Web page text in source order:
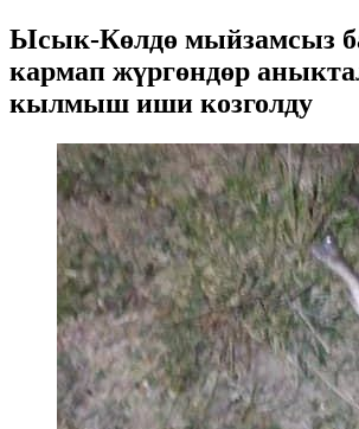
Ысык-Көлдө мыйзамсыз
кармап жүргөндөр
кылмыш иши козголду